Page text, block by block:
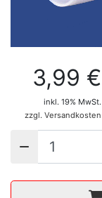
3,99 €
inkl. 19% MwSt.
zzgl. Versandkosten